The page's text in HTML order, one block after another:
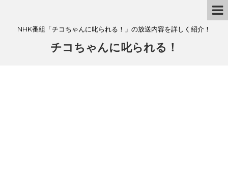
NHK番組「チコちゃんに叱られる！」の放送内容を詳しく紹介！
チコちゃんに叱られる！